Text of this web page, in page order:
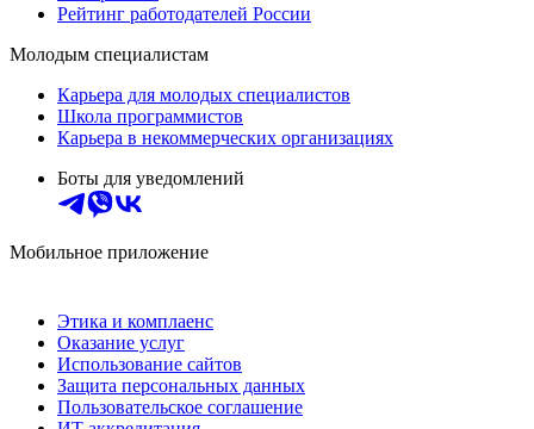
Рейтинг работодателей России
Молодым специалистам
Карьера для молодых специалистов
Школа программистов
Карьера в некоммерческих организациях
Боты для уведомлений
Мобильное приложение
Этика и комплаенс
Оказание услуг
Использование сайтов
Защита персональных данных
Пользовательское соглашение